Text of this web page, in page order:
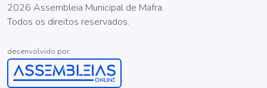
2026 Assembleia Municipal de Mafra.
Todos os direitos reservados.
desenvolvido por: